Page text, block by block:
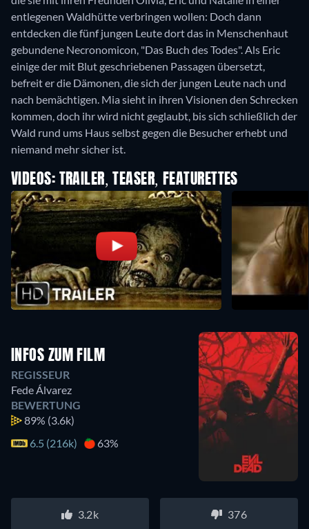
entlegenen Waldhütte verbringen wollen: Doch dann
entdecken die fünf jungen Leute dort das in Menschenhaut
gebundene Necronomicon, "Das Buch des Todes". Als Eric
einige der mit Blut geschriebenen Passagen übersetzt,
befreit er die Dämonen, die sich der jungen Leute nach und
nach bemächtigen. Mia sieht in ihren Visionen den Schrecken
kommen, doch ihr wird nicht geglaubt, bis sich schließlich der
Wald rund ums Haus selbst gegen die Besucher erhebt und
niemand mehr sicher ist.
VIDEOS: TRAILER, TEASER, FEATURETTES
INFOS ZUM FILM
REGISSEUR
Fede Álvarez
BEWERTUNG
89% (3.6k)
6.5 (216k)
63%
3.2k 376